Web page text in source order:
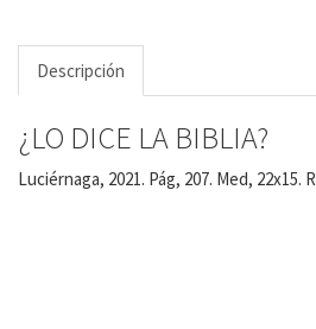
Descripción
¿LO DICE LA BIBLIA?
Luciérnaga, 2021. Pág, 207. Med, 22x15.